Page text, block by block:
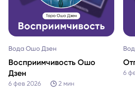
Вода Ошо Дзен
Восприимчивость Ошо
Дзен
6 фев 2026 2 мин
6